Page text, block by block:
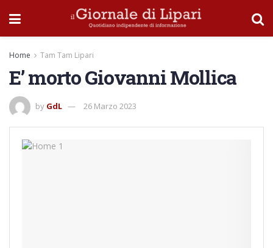
Home Tam Tam Lipari
E’ morto Giovanni Mollica
by GdL 26 Marzo 2023